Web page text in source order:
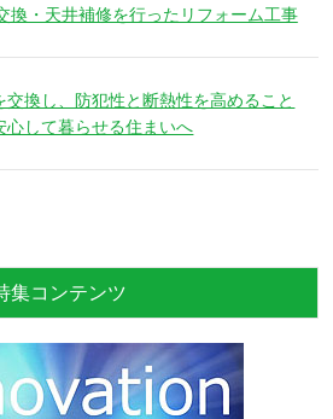
換・天井補修を行ったリフォーム工事
交換し、防犯性と断熱性を高めること
心して暮らせる住まいへ
コンテンツ